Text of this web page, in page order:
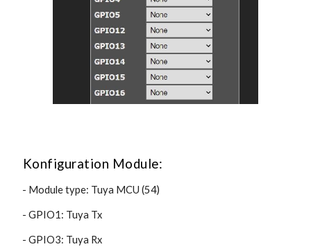
Konfiguration Module:
- Module type: Tuya MCU (54)
- GPIO1: Tuya Tx
- GPIO3: Tuya Rx